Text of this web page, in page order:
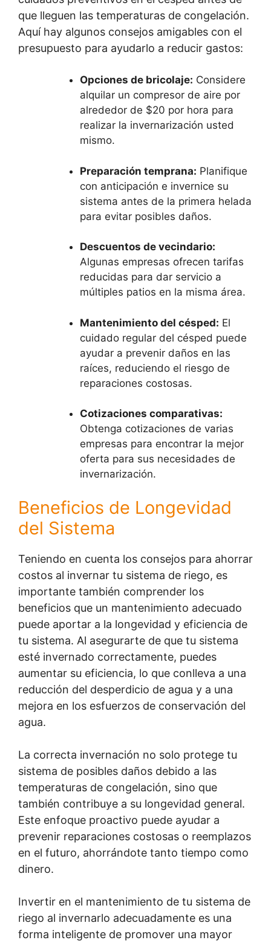
que lleguen las temperaturas de congelación.
Aquí hay algunos consejos amigables con el
presupuesto para ayudarlo a reducir gastos:
Opciones de bricolaje: Considere
alquilar un compresor de aire por
alrededor de $20 por hora para
realizar la invernarización usted
mismo.
Preparación temprana: Planifique
con anticipación e invernice su
sistema antes de la primera helada
para evitar posibles daños.
Descuentos de vecindario:
Algunas empresas ofrecen tarifas
reducidas para dar servicio a
múltiples patios en la misma área.
Mantenimiento del césped: El
cuidado regular del césped puede
ayudar a prevenir daños en las
raíces, reduciendo el riesgo de
reparaciones costosas.
Cotizaciones comparativas:
Obtenga cotizaciones de varias
empresas para encontrar la mejor
oferta para sus necesidades de
invernarización.
Beneficios de Longevidad
del Sistema
Teniendo en cuenta los consejos para ahorrar
costos al invernar tu sistema de riego, es
importante también comprender los
beneficios que un mantenimiento adecuado
puede aportar a la longevidad y eficiencia de
tu sistema. Al asegurarte de que tu sistema
esté invernado correctamente, puedes
aumentar su eficiencia, lo que conlleva a una
reducción del desperdicio de agua y a una
mejora en los esfuerzos de conservación del
agua.
La correcta invernación no solo protege tu
sistema de posibles daños debido a las
temperaturas de congelación, sino que
también contribuye a su longevidad general.
Este enfoque proactivo puede ayudar a
prevenir reparaciones costosas o reemplazos
en el futuro, ahorrándote tanto tiempo como
dinero.
Invertir en el mantenimiento de tu sistema de
riego al invernarlo adecuadamente es una
forma inteligente de promover una mayor